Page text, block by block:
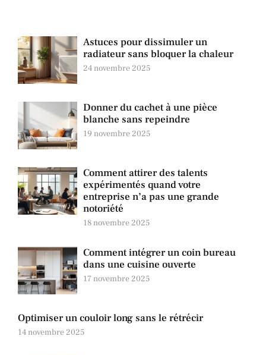
Astuces pour dissimuler un
radiateur sans bloquer la chaleur
24 novembre 2025
Donner du cachet à une pièce
blanche sans repeindre
19 novembre 2025
Comment attirer des talents
expérimentés quand votre
entreprise n’a pas une grande
notoriété
18 novembre 2025
Comment intégrer un coin bureau
dans une cuisine ouverte
17 novembre 2025
Optimiser un couloir long sans le rétrécir
14 novembre 2025